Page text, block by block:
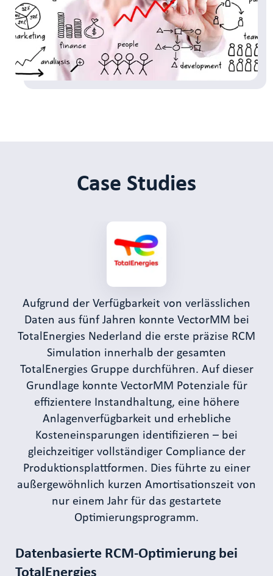
Case Studies
Aufgrund der Verfügbarkeit von verlässlichen
Daten aus fünf Jahren konnte VectorMM bei
TotalEnergies Nederland die erste präzise RCM
Simulation innerhalb der gesamten
TotalEnergies Gruppe durchführen. Auf dieser
Grundlage konnte VectorMM Potenziale für
effizientere Instandhaltung, eine höhere
Anlagenverfügbarkeit und erhebliche
Kosteneinsparungen identifizieren – bei
gleichzeitiger vollständiger Compliance der
Produktionsplattformen. Dies führte zu einer
außergewöhnlich kurzen Amortisationszeit von
nur einem Jahr für das gestartete
Optimierungsprogramm.
Datenbasierte RCM‑Optimierung bei
TotalEnergies